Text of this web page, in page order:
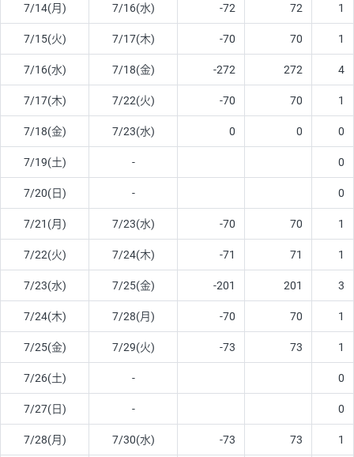
7/14(月) 7/16(水) -72 72 1
7/15(火) 7/17(木) -70 70 1
7/16(水) 7/18(金) -272 272 4
7/17(木) 7/22(火) -70 70 1
7/18(金) 7/23(水) 0 0 0
7/19(土) - 0
7/20(日) - 0
7/21(月) 7/23(水) -70 70 1
7/22(火) 7/24(木) -71 71 1
7/23(水) 7/25(金) -201 201 3
7/24(木) 7/28(月) -70 70 1
7/25(金) 7/29(火) -73 73 1
7/26(土) - 0
7/27(日) - 0
7/28(月) 7/30(水) -73 73 1